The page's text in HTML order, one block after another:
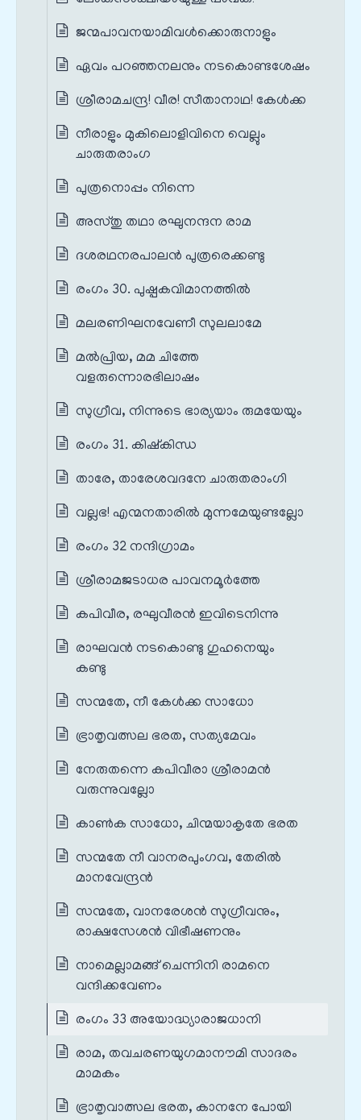
ജന്മപാവനയാമിവൾക്കൊരുനാളും
ഏവം പറഞ്ഞനലനും നടകൊണ്ടശേഷം
ശ്രീരാമചന്ദ്ര! വീര! സീതാനാഥ! കേൾക്ക
നീരാളും മുകിലൊളിവിനെ വെല്ലും
ചാരുതരാംഗ
പുത്രനൊപ്പം നിന്നെ
അസ്തു തഥാ രഘുനന്ദന രാമ
ദശരഥനരപാലൻ പുത്രരെക്കണ്ടു
രംഗം 30. പുഷ്പകവിമാനത്തിൽ
മലരണിഘനവേണീ സുലലാമേ
മൽപ്രിയ, മമ ചിത്തേ
വളരുന്നൊരഭിലാഷം
സുഗ്രീവ, നിന്നുടെ ഭാര്യയാം രുമയേയും
രംഗം 31. കിഷ്കിന്ധ
താരേ, താരേശവദനേ ചാരുതരാംഗി
വല്ലഭ! എന്മനതാരിൽ മുന്നമേയുണ്ടല്ലോ
രംഗം 32 നന്ദിഗ്രാമം
ശ്രീരാമജടാധര പാവനമൂർത്തേ
കപിവീര, രഘുവീരൻ ഇവിടെനിന്നു
രാഘവൻ നടകൊണ്ടു ഗുഹനെയും
കണ്ടു
സന്മതേ, നീ കേൾക്ക സാധോ
ഭ്രാതൃവത്സല ഭരത, സത്യമേവം
നേരുതന്നെ കപിവീരാ ശ്രീരാമൻ
വരുന്നുവല്ലോ
കാൺക സാധോ, ചിന്മയാകൃതേ ഭരത
സന്മതേ നീ വാനരപുംഗവ, തേരിൽ
മാനവേന്ദ്രൻ
സന്മതേ, വാനരേശൻ സുഗ്രീവനും,
രാക്ഷസേശൻ വിഭീഷണനും
നാമെല്ലാമങ്ങ് ചെന്നിനി രാമനെ
വന്ദിക്കവേണം
രംഗം 33 അയോദ്ധ്യാരാജധാനി
രാമ, തവചരണയുഗമാനൗമി സാദരം
മാമകം
ഭ്രാതൃവാത്സല ഭരത, കാനനേ പോയി